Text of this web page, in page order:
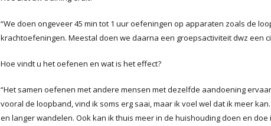
“We doen ongeveer 45 min tot 1 uur oefeningen op apparaten zoals de
krachtoefeningen. Meestal doen we daarna een groepsactiviteit dwz een
Hoe vindt u het oefenen en wat is het effect?
“Het samen oefenen met andere mensen met dezelfde aandoening
vooral de loopband, vind ik soms erg saai, maar ik voel wel dat ik meer
en langer wandelen. Ook kan ik thuis meer in de huishouding doen en